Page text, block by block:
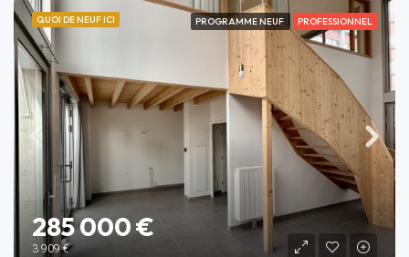
QUOI DE NEUF ICI PROGRAMME NEUF PROFESSIONNEL
285 000 €
3 909 €